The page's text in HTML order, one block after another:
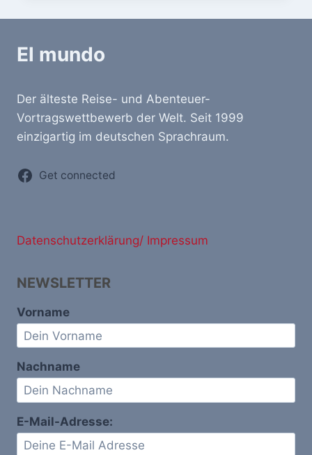
El mundo
Der älteste Reise- und Abenteuer-
Vortragswettbewerb der Welt. Seit 1999
einzigartig im deutschen Sprachraum.
Get connected
Datenschutzerklärung/ Impressum
NEWSLETTER
Vorname
Nachname
E-Mail-Adresse: